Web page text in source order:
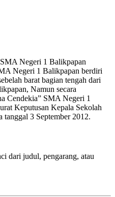
Negeri 1 Balikpapan
Negeri 1 Balikpapan berdiri
barat bagian tengah dari
Namun secara
Cendekia” SMA Negeri 1
Keputusan Kepala Sekolah
3 September 2012.
dari judul, pengarang, atau